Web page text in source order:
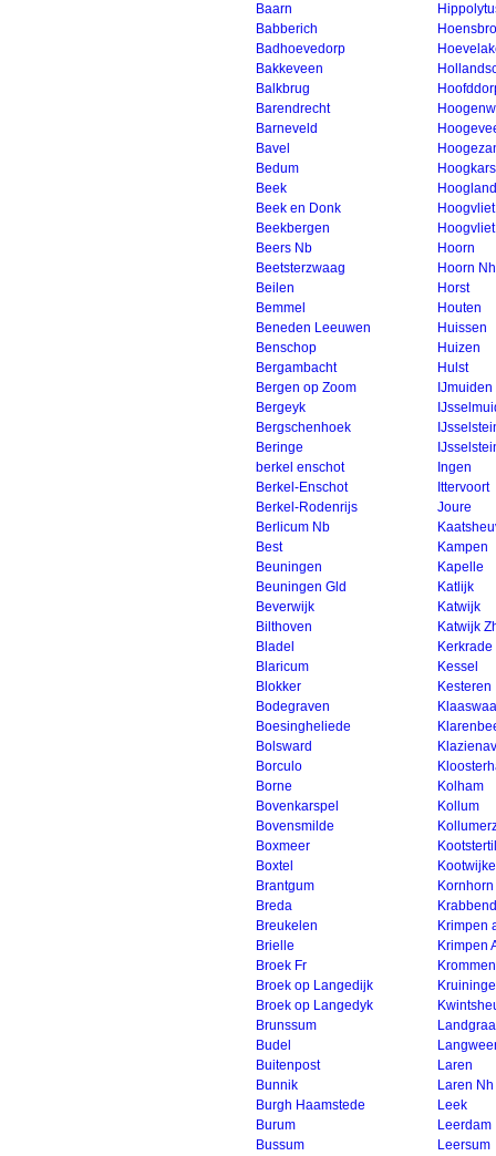
Baarn
Babberich
Badhoevedorp
Bakkeveen
Balkbrug
Barendrecht
Barneveld
Bavel
Bedum
Beek
Beek en Donk
Beekbergen
Beers Nb
Beetsterzwaag
Beilen
Bemmel
Beneden Leeuwen
Benschop
Bergambacht
Bergen op Zoom
Bergeyk
Bergschenhoek
Beringe
berkel enschot
Berkel-Enschot
Berkel-Rodenrijs
Berlicum Nb
Best
Beuningen
Beuningen Gld
Beverwijk
Bilthoven
Bladel
Blaricum
Blokker
Bodegraven
Boesingheliede
Bolsward
Borculo
Borne
Bovenkarspel
Bovensmilde
Boxmeer
Boxtel
Brantgum
Breda
Breukelen
Brielle
Broek Fr
Broek op Langedijk
Broek op Langedyk
Brunssum
Budel
Buitenpost
Bunnik
Burgh Haamstede
Burum
Bussum
Hoogland
Hoogvliet
Hoorn
Hoorn Nh
Horst
Houten
Huissen
Huizen
Hulst
IJmuiden
Ingen
Ittervoort
Joure
Kampen
Kapelle
Katlijk
Katwijk
Katwijk
Kerkrade
Kessel
Kesteren
Kolham
Kollum
Kornhorn
Krimpen
Krimpen
Laren
Laren Nh
Leek
Leerdam
Leersum